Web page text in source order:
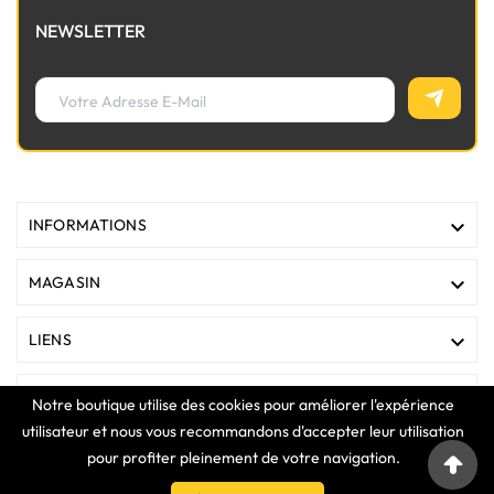
Notre boutique utilise des cookies pour améliorer l'expérience
utilisateur et nous vous recommandons d'accepter leur utilisation
pour profiter pleinement de votre navigation.
NEWSLETTER
INFORMATIONS 
MAGASIN 
LIENS 
VOTRE COMPTE 
COPYRIGHT © 2025 Clavier Express